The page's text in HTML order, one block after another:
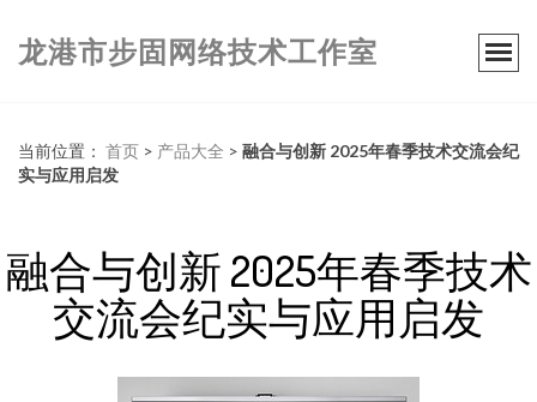
龙港市步固网络技术工作室
当前位置： 首页 > 产品大全 > 融合与创新 2025年春季技术交流会纪
实与应用启发
融合与创新 2025年春季技术
交流会纪实与应用启发